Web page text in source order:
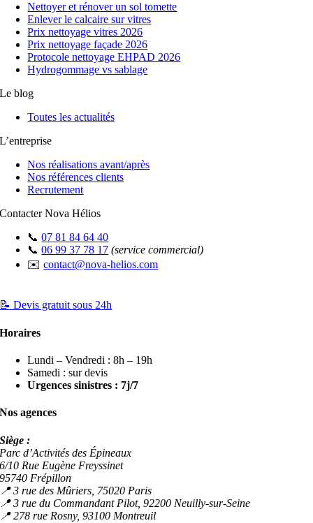
Nettoyer et rénover un sol tomette
Enlever le calcaire sur vitres
Prix nettoyage vitres 2026
Prix nettoyage façade 2026
Protocole nettoyage EHPAD 2026
Hydrogommage vs sablage
Le blog
Toutes les actualités
L’entreprise
Nos réalisations avant/après
Nos références clients
Recrutement
Contacter Nova Hélios
📞07 81 84 64 40
📞06 99 37 78 17 (service commercial)
✉️contact@nova-helios.com
📝 Devis gratuit sous 24h
Horaires
Lundi – Vendredi : 8h – 19h
Samedi : sur devis
Urgences sinistres : 7j/7
Nos agences
Siège :
Parc d’Activités des Épineaux
6/10 Rue Eugène Freyssinet
95740 Frépillon
📍 3 rue des Mûriers, 75020 Paris
📍 3 rue du Commandant Pilot, 92200 Neuilly-sur-Seine
📍 278 rue Rosny, 93100 Montreuil